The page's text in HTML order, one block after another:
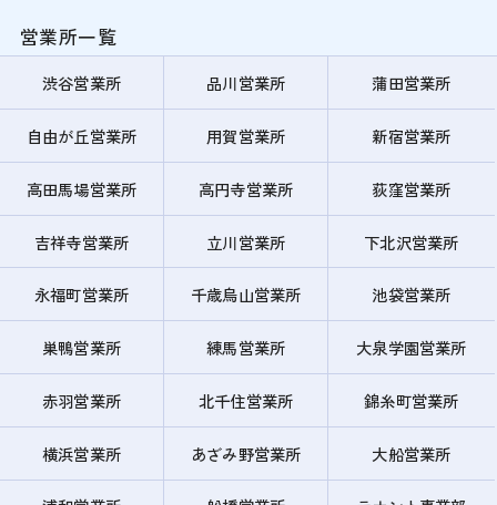
営業所一覧
渋谷営業所 品川営業所 蒲田営業所
自由が丘営業所 用賀営業所 新宿営業所
高田馬場営業所 高円寺営業所 荻窪営業所
吉祥寺営業所 立川営業所 下北沢営業所
永福町営業所 千歳烏山営業所 池袋営業所
巣鴨営業所 練馬営業所 大泉学園営業所
赤羽営業所 北千住営業所 錦糸町営業所
横浜営業所 あざみ野営業所 大船営業所